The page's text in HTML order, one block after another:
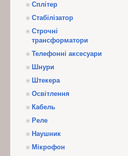
Сплітер
Стабілізатор
Строчні
трансформатори
Телефонні аксесуари
Шнури
Штекера
Освітлення
Кабель
Реле
Наушник
Мікрофон